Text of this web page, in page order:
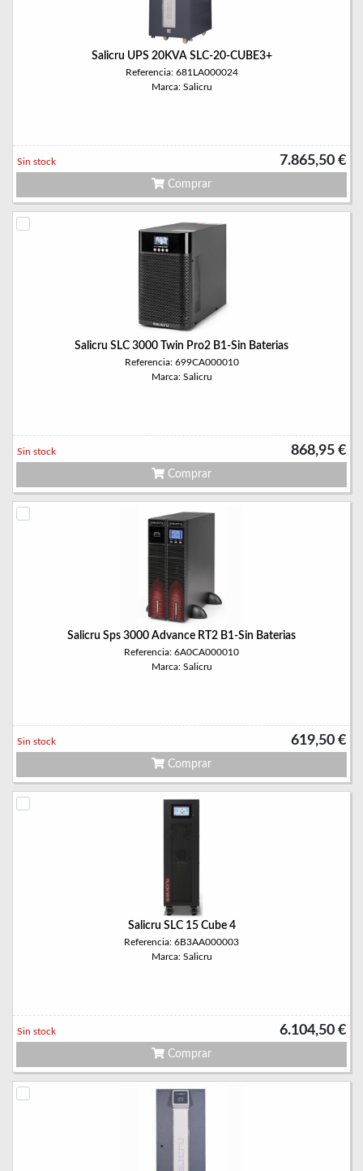
Salicru UPS 20KVA SLC-20-CUBE3+
Referencia: 681LA000024
Marca: Salicru
7.865,50 €
Sin stock
Comprar
Salicru SLC 3000 Twin Pro2 B1-Sin Baterias
Referencia: 699CA000010
Marca: Salicru
868,95 €
Sin stock
Comprar
Salicru Sps 3000 Advance RT2 B1-Sin Baterias
Referencia: 6A0CA000010
Marca: Salicru
619,50 €
Sin stock
Comprar
Salicru SLC 15 Cube 4
Referencia: 6B3AA000003
Marca: Salicru
6.104,50 €
Sin stock
Comprar